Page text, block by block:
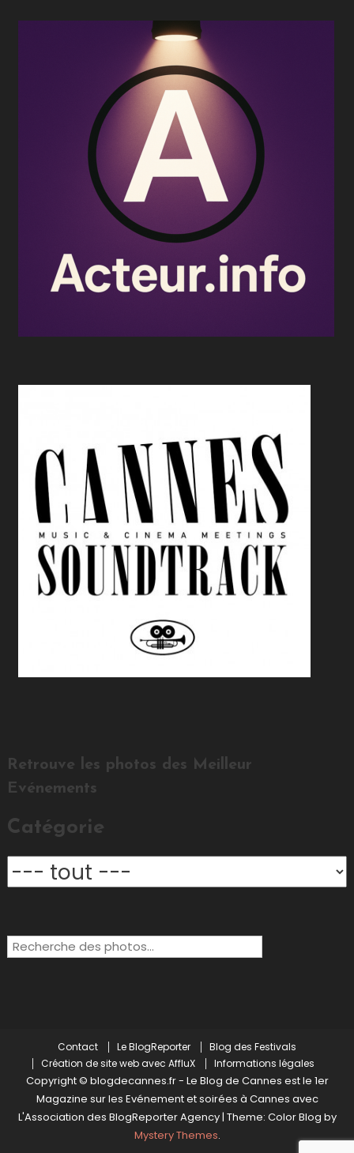
Retrouve les photos des Meilleur
Evénements
Catégorie
Rechercher:
Contact Le BlogReporter
Blog des Festivals
Création de site web avec AffluX
Informations légales
Copyright © blogdecannes.fr - Le Blog de Cannes est le 1er
Magazine sur les Evénement et soirées à Cannes avec
L'Association des BlogReporter Agency| Theme: Color Blog by
Mystery Themes.